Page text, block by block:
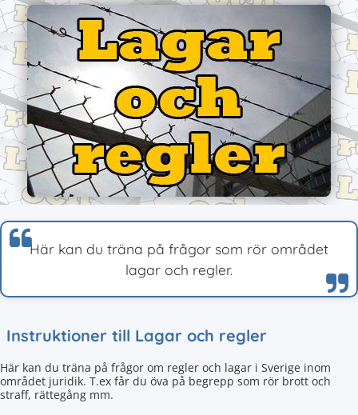
Här kan du träna på frågor som rör området
lagar och regler.
Instruktioner till Lagar och regler
Här kan du träna på frågor om regler och lagar i Sverige inom
området juridik. T.ex får du öva på begrepp som rör brott och
straff, rättegång mm.